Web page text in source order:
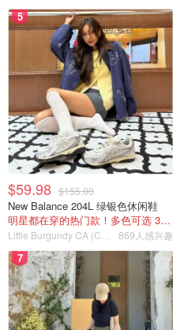
5
$59.98 $155.00
New Balance 204L 绿银色休闲鞋
明星都在穿的热门款！多色可选 3.8折
869人感兴趣
7